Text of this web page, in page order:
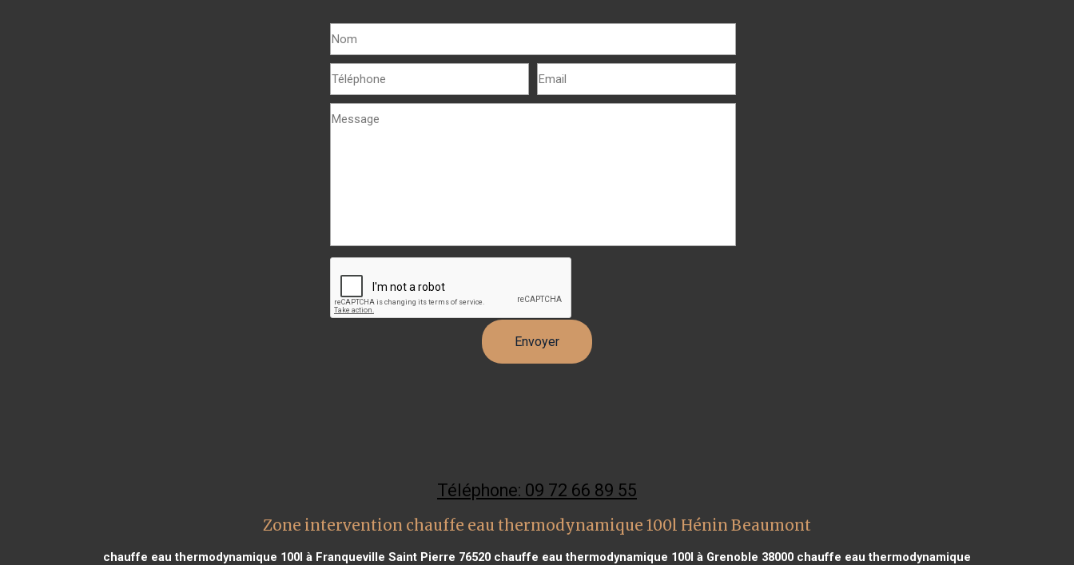
Téléphone: 09 72 66 89 55
Zone intervention chauffe eau thermodynamique 100l Hénin Beaumont
chauffe eau thermodynamique 100l à Franqueville Saint Pierre 76520 chauffe eau thermodynamique 100l à Grenoble 38000 chauffe eau thermodynamique